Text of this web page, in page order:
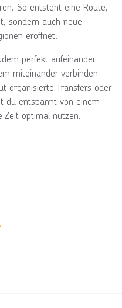
So entsteht eine Route,
sondern auch neue
eröffnet.
perfekt aufeinander
miteinander verbinden –
organisierte Transfers oder
du entspannt von einem
Zeit optimal nutzen.